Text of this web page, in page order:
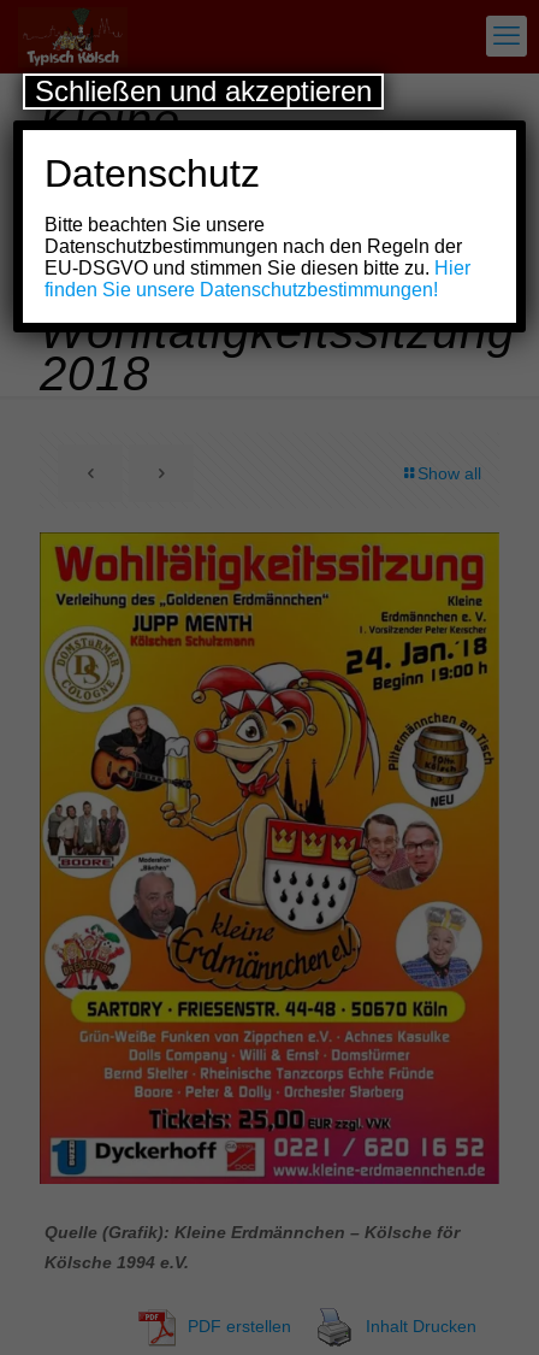
Kleine
Erdmännchen
präsentieren
erstklassiges
Programm zur
Wohltätigkeitssitzung
2018
Show all
Quelle (Grafik): Kleine Erdmännchen – Kölsche för
Kölsche 1994 e.V.
PDF erstellen Inhalt Drucken
Datenschutz
Bitte beachten Sie unsere
Datenschutzbestimmungen nach den Regeln der
EU-DSGVO und stimmen Sie diesen bitte zu. Hier
finden Sie unsere Datenschutzbestimmungen!
Schließen und akzeptieren